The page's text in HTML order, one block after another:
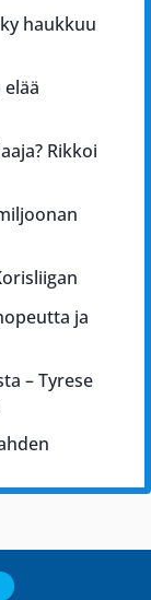
haukkuu
Rikkoi
ja
– Tyrese